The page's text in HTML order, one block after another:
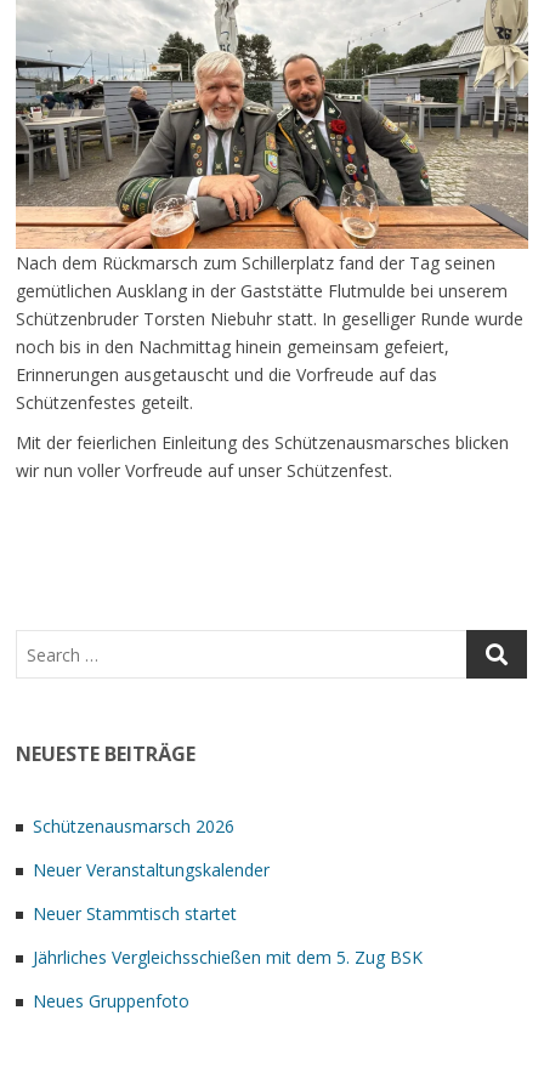
Nach dem Rückmarsch zum Schillerplatz fand der Tag seinen
gemütlichen Ausklang in der Gaststätte Flutmulde bei unserem
Schützenbruder Torsten Niebuhr statt. In geselliger Runde wurde
noch bis in den Nachmittag hinein gemeinsam gefeiert,
Erinnerungen ausgetauscht und die Vorfreude auf das
Schützenfestes geteilt.
Mit der feierlichen Einleitung des Schützenausmarsches blicken
wir nun voller Vorfreude auf unser Schützenfest.
NEUESTE BEITRÄGE
Schützenausmarsch 2026
Neuer Veranstaltungskalender
Neuer Stammtisch startet
Jährliches Vergleichsschießen mit dem 5. Zug BSK
Neues Gruppenfoto